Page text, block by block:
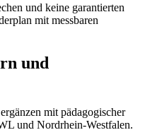
und keine garantierten
mit messbaren
und
mit pädagogischer
und Nordrhein-Westfalen.